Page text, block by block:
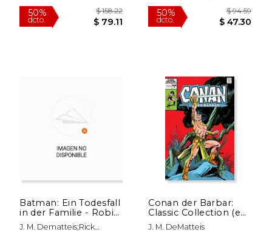
dcto.
Batman: Ein Todesfall
in der Familie - Robin
lebt! (en Alemán,)
J. M. Dematteis;Rick
Conan der Barbar:
Classic Collection (en
Alemán)
J. M. DeMatteis